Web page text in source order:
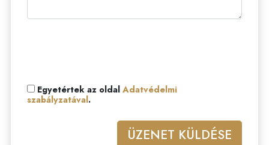
Egyetértek az oldal Adatvédelmi
szabályzatával.
ÜZENET KÜLDÉSE